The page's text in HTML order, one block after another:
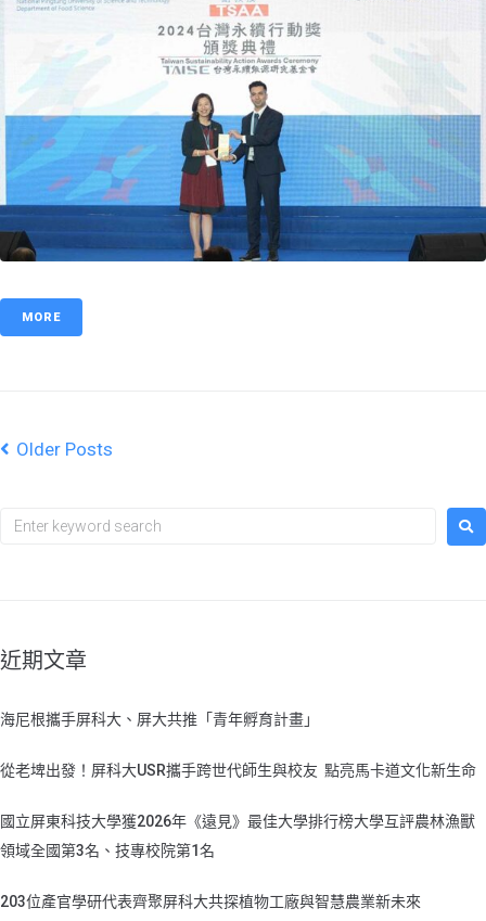
MORE
Older Posts
近期文章
海尼根攜手屏科大、屏大共推「青年孵育計畫」
從老埤出發！屏科大USR攜手跨世代師生與校友 點亮馬卡道文化新生命
國立屏東科技大學獲2026年《遠見》最佳大學排行榜大學互評農林漁獸
領域全國第3名、技專校院第1名
203位產官學研代表齊聚屏科大共探植物工廠與智慧農業新未來